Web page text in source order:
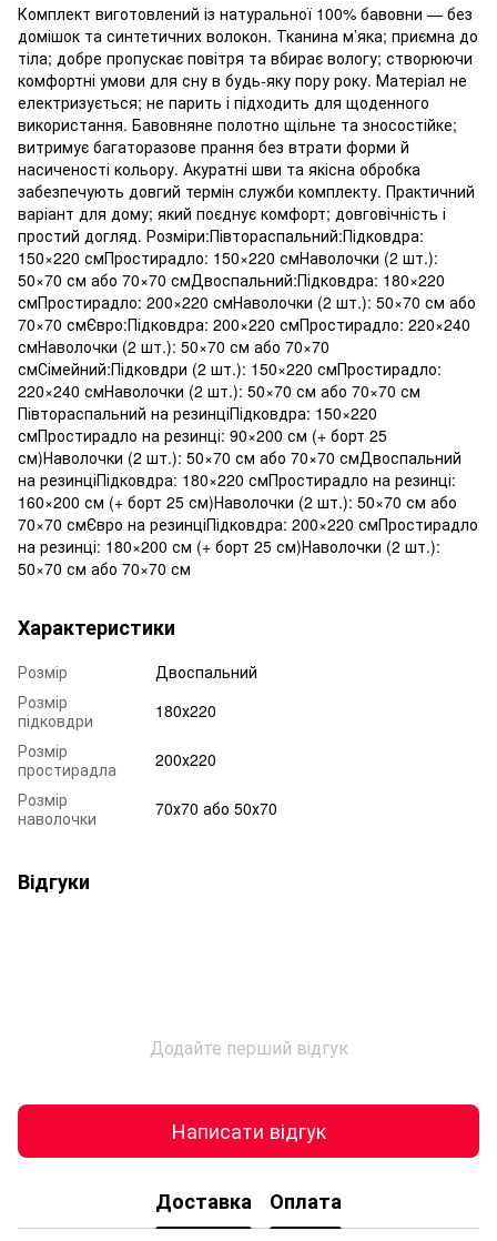
Комплект виготовлений із натуральної 100% бавовни — без
домішок та синтетичних волокон. Тканина м’яка; приємна до
тіла; добре пропускає повітря та вбирає вологу; створюючи
комфортні умови для сну в будь-яку пору року. Матеріал не
електризується; не парить і підходить для щоденного
використання. Бавовняне полотно щільне та зносостійке;
витримує багаторазове прання без втрати форми й
насиченості кольору. Акуратні шви та якісна обробка
забезпечують довгий термін служби комплекту. Практичний
варіант для дому; який поєднує комфорт; довговічність і
простий догляд. Розміри:Півтораспальний:Підковдра:
150×220 смПростирадло: 150×220 смНаволочки (2 шт.):
50×70 см або 70×70 смДвоспальний:Підковдра: 180×220
смПростирадло: 200×220 смНаволочки (2 шт.): 50×70 см або
70×70 смЄвро:Підковдра: 200×220 смПростирадло: 220×240
смНаволочки (2 шт.): 50×70 см або 70×70
смСімейний:Підковдри (2 шт.): 150×220 смПростирадло:
220×240 смНаволочки (2 шт.): 50×70 см або 70×70 см
Півтораспальний на резинціПідковдра: 150×220
смПростирадло на резинці: 90×200 см (+ борт 25
см)Наволочки (2 шт.): 50×70 см або 70×70 смДвоспальний
на резинціПідковдра: 180×220 смПростирадло на резинці:
160×200 см (+ борт 25 см)Наволочки (2 шт.): 50×70 см або
70×70 смЄвро на резинціПідковдра: 200×220 смПростирадло
на резинці: 180×200 см (+ борт 25 см)Наволочки (2 шт.):
50×70 см або 70×70 см
Характеристики
Розмір
Двоспальний
Розмір
підковдри
180х220
Розмір
простирадла
200х220
Розмір
наволочки
70х70 або 50х70
Відгуки
Додайте перший відгук
Написати відгук
Доставка
Оплата